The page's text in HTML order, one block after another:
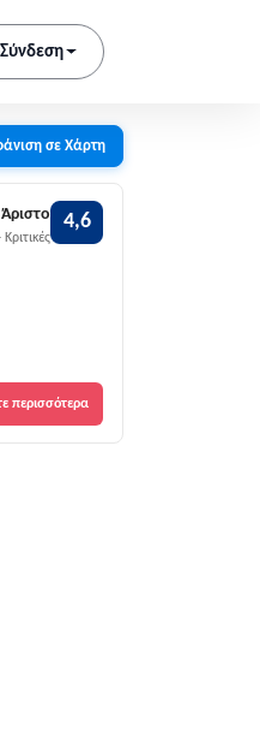
Σύνδεση
σε Χάρτη
Άριστο 4,6
περισσότερα